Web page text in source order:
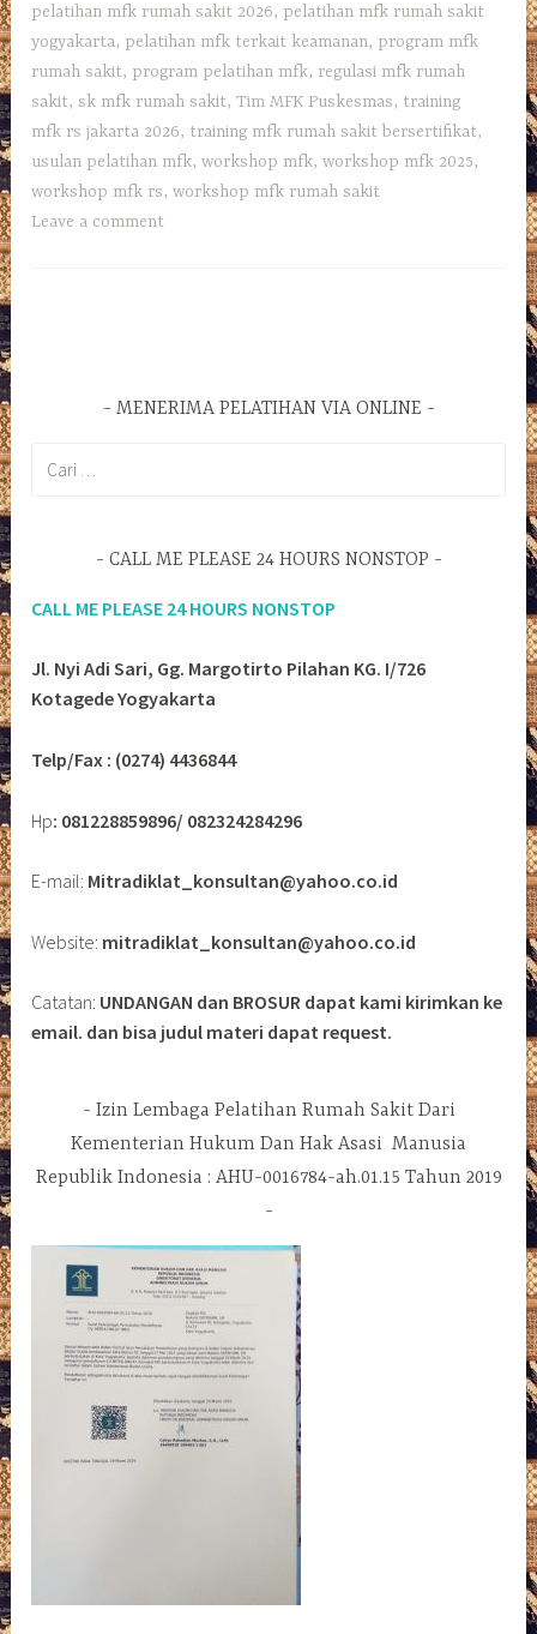
pelatihan mfk rumah sakit 2026, pelatihan mfk rumah sakit
yogyakarta, pelatihan mfk terkait keamanan, program mfk
rumah sakit, program pelatihan mfk, regulasi mfk rumah
sakit,sk mfk rumah sakit,Tim MFK Puskesmas, training
mfk rs jakarta 2026, training mfk rumah sakit bersertifikat,
usulan pelatihan mfk,workshop mfk,workshop mfk 2025,
workshop mfk rs,workshop mfk rumah sakit
Leave a comment
MENERIMA PELATIHAN VIA ONLINE
CALL ME PLEASE 24 HOURS NONSTOP
CALL ME PLEASE 24 HOURS NONSTOP
Jl. Nyi Adi Sari, Gg. Margotirto Pilahan KG. I/726
Kotagede Yogyakarta
Telp/Fax : (0274) 4436844
Hp: 081228859896/ 082324284296
E-mail: Mitradiklat_konsultan@yahoo.co.id
Website: mitradiklat_konsultan@yahoo.co.id
Catatan: UNDANGAN dan BROSUR dapat kami kirimkan ke
email. dan bisa judul materi dapat request.
Izin Lembaga Pelatihan Rumah Sakit Dari
Kementerian Hukum Dan Hak Asasi Manusia
Republik Indonesia : AHU-0016784-ah.01.15 Tahun 2019